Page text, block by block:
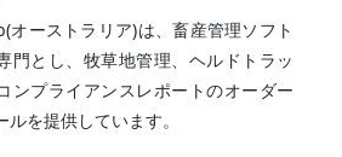
オーストラリア)は、畜産管理ソフト
門とし、牧草地管理、ヘルドトラッ
ンプライアンスレポートのオーダー
ルを提供しています。